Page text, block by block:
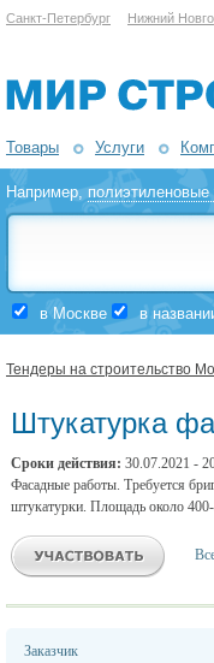
Санкт-Петербург Нижний
Товары Услуги
Например,полиэтиленовые
в Москве в
Тендеры на строительство
Штукатурка
Сроки действия: 30.07.2021 -
Фасадные работы. Требуется
штукатурки. Площадь около
Заказчик